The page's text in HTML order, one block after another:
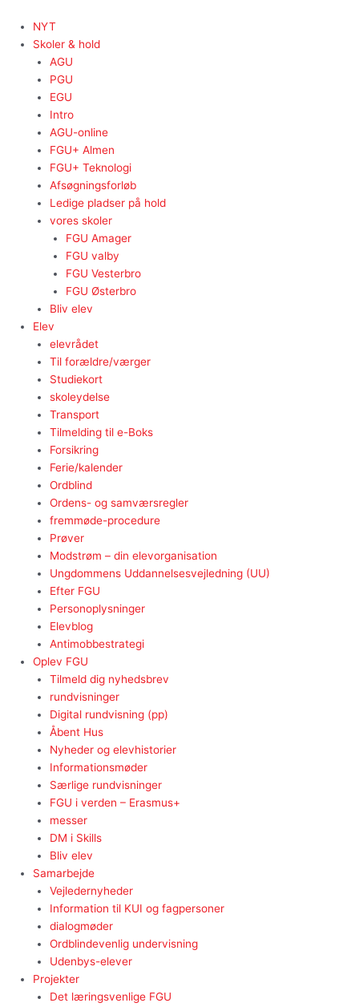
indholdet
NYT
Skoler & hold
AGU
PGU
EGU
Intro
AGU-online
FGU+ Almen
FGU+ Teknologi
Afsøgningsforløb
Ledige pladser på hold
vores skoler
FGU Amager
FGU valby
FGU Vesterbro
FGU Østerbro
Bliv elev
Elev
elevrådet
Til forældre/værger
Studiekort
skoleydelse
Transport
Tilmelding til e-Boks
Forsikring
Ferie/kalender
Ordblind
Ordens- og samværsregler
fremmøde-procedure
Prøver
Modstrøm – din elevorganisation
Ungdommens Uddannelsesvejledning (UU)
Efter FGU
Personoplysninger
Elevblog
Antimobbestrategi
Oplev FGU
Tilmeld dig nyhedsbrev
rundvisninger
Digital rundvisning (pp)
Åbent Hus
Nyheder og elevhistorier
Informationsmøder
Særlige rundvisninger
FGU i verden – Erasmus+
messer
DM i Skills
Bliv elev
Samarbejde
Vejledernyheder
Information til KUI og fagpersoner
dialogmøder
Ordblindevenlig undervisning
Udenbys-elever
Projekter
Det læringsvenlige FGU